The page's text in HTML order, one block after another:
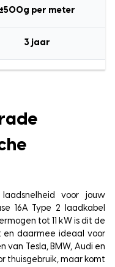
±500g per meter
3 jaar
voor jouw
16A Type 2 laadkabel
tot 11 kW is dit de
en daarmee ideaal voor
Tesla, BMW, Audi en
thuisgebruik, maar komt